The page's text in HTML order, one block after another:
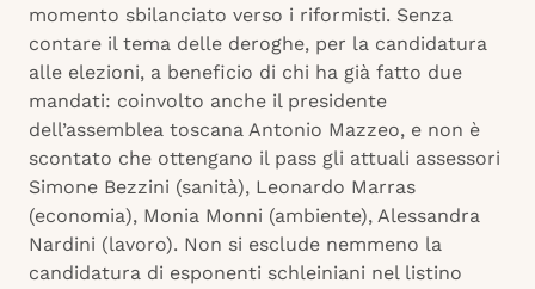
momento sbilanciato verso i riformisti. Senza
contare il tema delle deroghe, per la candidatura
alle elezioni, a beneficio di chi ha già fatto due
mandati: coinvolto anche il presidente
dell’assemblea toscana Antonio Mazzeo, e non è
scontato che ottengano il pass gli attuali assessori
Simone Bezzini (sanità), Leonardo Marras
(economia), Monia Monni (ambiente), Alessandra
Nardini (lavoro). Non si esclude nemmeno la
candidatura di esponenti schleiniani nel listino